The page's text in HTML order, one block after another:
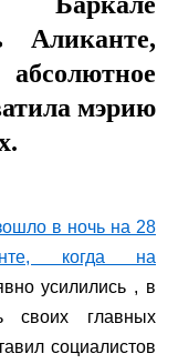
Аликанте,
мэрию
в ночь на 28
когда на
усилились , в
своих главных
социалистов